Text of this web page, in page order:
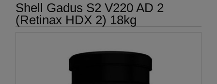
Shell Gadus S2 V220 AD 2
(Retinax HDX 2) 18kg